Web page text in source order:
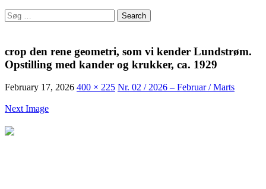
Search
for:
crop den rene geometri, som vi kender Lundstrøm.
Opstilling med kander og krukker, ca. 1929
February 17, 2026 400 × 225 Nr. 02 / 2026 – Februar / Marts
Next Image